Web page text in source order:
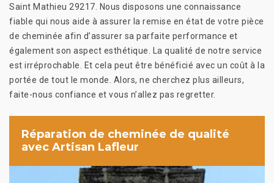
Saint Mathieu 29217. Nous disposons une connaissance
fiable qui nous aide à assurer la remise en état de votre pièce
de cheminée afin d’assurer sa parfaite performance et
également son aspect esthétique. La qualité de notre service
est irréprochable. Et cela peut être bénéficié avec un coût à la
portée de tout le monde. Alors, ne cherchez plus ailleurs,
faite-nous confiance et vous n’allez pas regretter.
Réparation de cheminée de qualité
avec Artisan Lafleur